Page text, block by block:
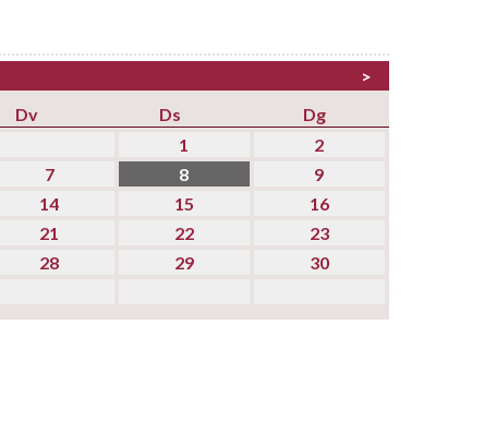
>
Dv Ds
Dg
1
2
7 8
9
14 15
16
21 22
23
28 29
30